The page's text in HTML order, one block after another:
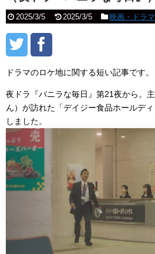
2025/3/5 2025/3/5 映画・ドラ
ドラマのロケ地に関する短い記事です。
夜ドラ『バニラな毎日』第21夜から。
ん）が訪れた「デイジー食品ホールデ
しました。